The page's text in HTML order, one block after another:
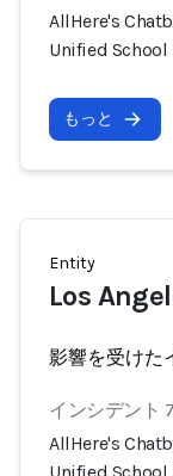
AllHere's
Unified
もっと
Entity
Los
影響を受けた
インシデント
AllHere's